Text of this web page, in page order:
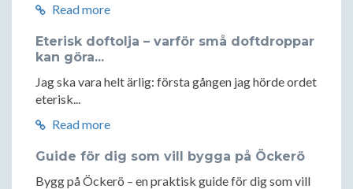
Read more
Eterisk doftolja – varför små doftdroppar
kan göra...
Jag ska vara helt ärlig: första gången jag hörde ordet
eterisk...
Read more
Guide för dig som vill bygga på Öckerö
Bygg på Öckerö – en praktisk guide för dig som vill